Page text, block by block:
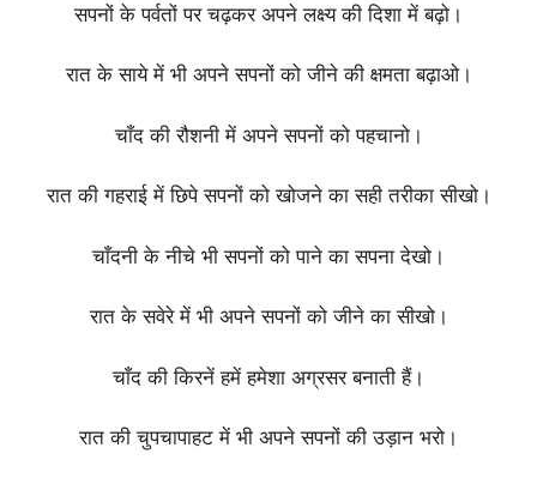
सपनों के पर्वतों पर चढ़कर अपने लक्ष्य की दिशा में बढ़ो।
रात के साये में भी अपने सपनों को जीने की क्षमता बढ़ाओ।
चाँद की रौशनी में अपने सपनों को पहचानो।
रात की गहराई में छिपे सपनों को खोजने का सही तरीका सीखो।
चाँदनी के नीचे भी सपनों को पाने का सपना देखो।
रात के सवेरे में भी अपने सपनों को जीने का सीखो।
चाँद की किरनें हमें हमेशा अग्रसर बनाती हैं।
रात की चुपचापाहट में भी अपने सपनों की उड़ान भरो।